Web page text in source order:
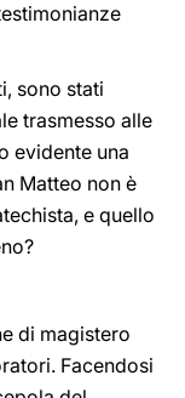
sono stati
trasmesso alle
evidente una
Matteo non è
e quello
di magistero
Facendosi